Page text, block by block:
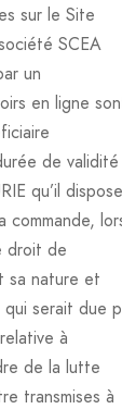
sur le Site
SCEA
un
en ligne
de validité
qu’il dispose
commande,
droit de
sa nature et
serait due
à
de la lutte
transmises à